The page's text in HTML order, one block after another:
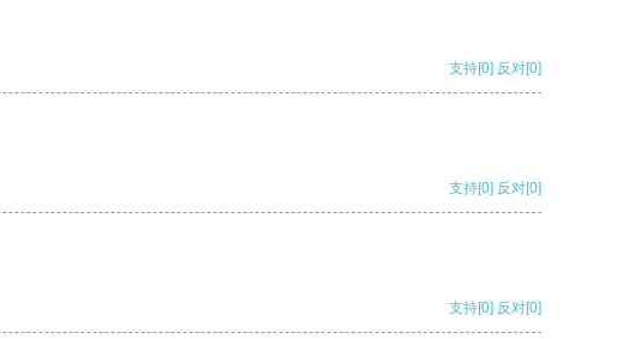
支持[0] 反对[0]
支持[0] 反对[0]
支持[0] 反对[0]